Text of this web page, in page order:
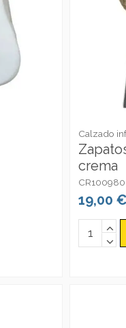
Calzado
crema
CR100980
19,00 €